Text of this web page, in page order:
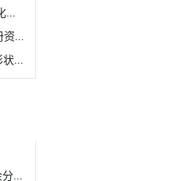
看
讯
贵阳银行：自2016年上市以来累计现金分红已超86亿元